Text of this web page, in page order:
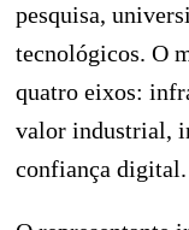
pesquisa,
tecnológicos. O
quatro eixos:
valor industrial,
confiança digital.